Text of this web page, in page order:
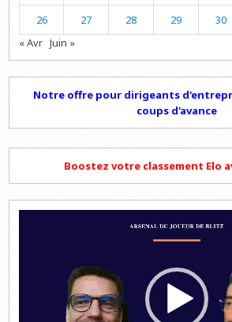
26 27 28 29 30
« Avr Juin »
Notre offre pour dirigeants
coups d'avance
Boostez votre classement Elo